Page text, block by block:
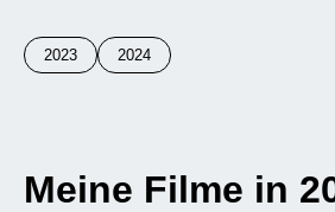
2023 2024
Meine Filme in